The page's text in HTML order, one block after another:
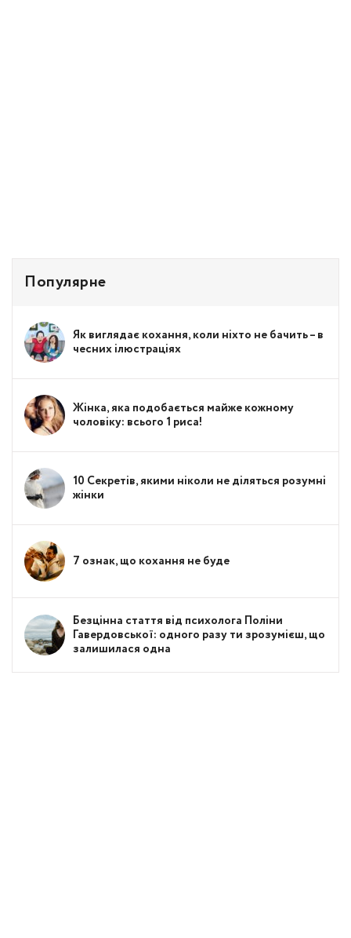
Популярне
Як виглядає кохання, коли ніхто не бачить – в
чесних ілюстраціях
Жінка, яка подобається майже кожному
чоловіку: всього 1 риса!
10 Секретів, якими ніколи не діляться розумні
жінки
7 ознак, що кохання не буде
Безцінна стаття від психолога Поліни
Гавердовської: одного разу ти зрозумієш, що
залишилася одна